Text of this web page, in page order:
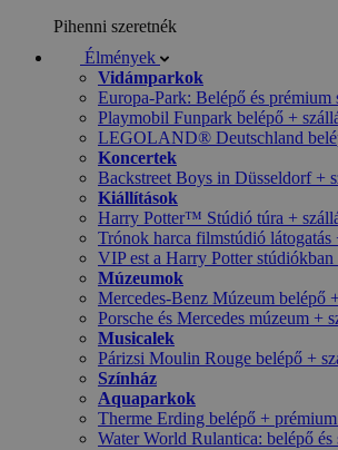
Pihenni szeretnék
Élmények
Vidámparkok
Europa-Park: Belépő és prémium
Playmobil Funpark belépő +
LEGOLAND® Deutschland
Koncertek
Backstreet Boys in Düsseldorf +
Kiállítások
Harry Potter™ Stúdió túra +
Trónok harca filmstúdió látogatás
VIP est a Harry Potter stúdiókban
Múzeumok
Mercedes-Benz Múzeum belépő
Porsche és Mercedes múzeum +
Musicalek
Párizsi Moulin Rouge belépő +
Színház
Aquaparkok
Therme Erding belépő +
Water World Rulantica: belépő és